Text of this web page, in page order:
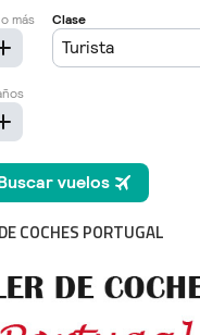
COCHES PORTUGAL